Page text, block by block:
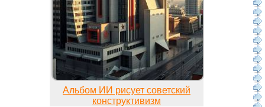
Альбом ИИ рисует советский
конструктивизм